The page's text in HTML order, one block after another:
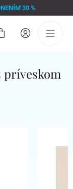
30 %
Nákupný
príveskom